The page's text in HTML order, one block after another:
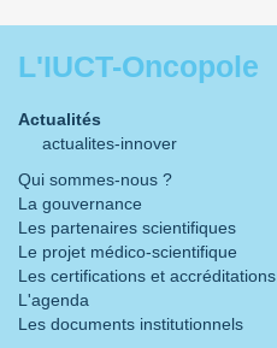
L'IUCT-Oncopole
Actualités
actualites-innover
Qui sommes-nous ?
La gouvernance
Les partenaires scientifiques
Le projet médico-scientifique
Les certifications et accréditations
L'agenda
Les documents institutionnels